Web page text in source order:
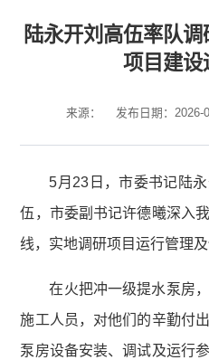
陆永开刘高伍率队
项目建设
来源： 发布日期：2026-
5月23日，市委书记陆
伍，市委副书记许德曦深入
线，实地调研项目运行管理及
在火把冲一级提水泵房
施工人员，对他们的辛勤付
泵房设备安装、调试及运行